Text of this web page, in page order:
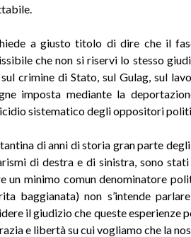
a giusto titolo di dire che il
che non si riservi lo stesso
crimine di Stato, sul Gulag, sul
imposta mediante la
sistematico degli oppositori
di anni di storia gran parte
di destra e di sinistra, sono
un minimo comun denominatore
baggianata) non s’intende
il giudizio che queste esperienze
e libertà su cui vogliamo che la